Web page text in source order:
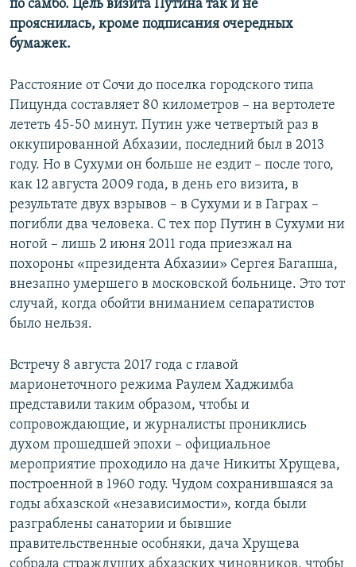
по самбо. Цель визита Путина так и не
прояснилась, кроме подписания очередных
бумажек.
Расстояние от Сочи до поселка городского типа
Пицунда составляет 80 километров – на вертолете
лететь 45-50 минут. Путин уже четвертый раз в
оккупированной Абхазии, последний был в 2013
году. Но в Сухуми он больше не ездит – после того,
как 12 августа 2009 года, в день его визита, в
результате двух взрывов – в Сухуми и в Гаграх –
погибли два человека. С тех пор Путин в Сухуми ни
ногой – лишь 2 июня 2011 года приезжал на
похороны «президента Абхазии» Сергея Багапша,
внезапно умершего в московской больнице. Это тот
случай, когда обойти вниманием сепаратистов
было нельзя.
Встречу 8 августа 2017 года с главой
марионеточного режима Раулем Хаджимба
представили таким образом, чтобы и
сопровождающие, и журналисты прониклись
духом прошедшей эпохи – официальное
мероприятие проходило на даче Никиты Хрущева,
построенной в 1960 году. Чудом сохранившаяся за
годы абхазской «независимости», когда были
разграблены санатории и бывшие
правительственные особняки, дача Хрущева